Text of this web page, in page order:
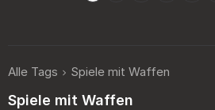
Alle Tags Spiele mit Waffen
Spiele mit Waffen